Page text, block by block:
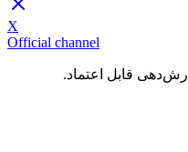
X
Official channel
قابل اعتماد.